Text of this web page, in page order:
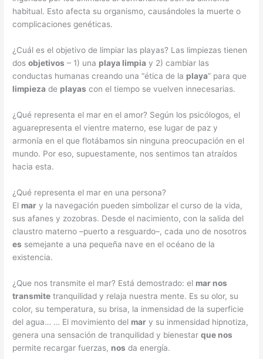
habitual. Esto afecta su organismo, causándoles la muerte o
complicaciones genéticas.
¿Cuál es el objetivo de limpiar las playas? Las limpiezas tienen
dosobjetivos – 1) una playa limpia y 2) cambiar las
conductas humanas creando una “ética de la playa” para que
limpieza de playas con el tiempo se vuelven innecesarias.
¿Qué representa el mar en el amor? Según los psicólogos, el
aguarepresenta el vientre materno, ese lugar de paz y
armonía en el que flotábamos sin ninguna preocupación en el
mundo. Por eso, supuestamente, nos sentimos tan atraídos
hacia esta.
¿Qué representa el mar en una persona?
El mar y la navegación pueden simbolizar el curso de la vida,
sus afanes y zozobras. Desde el nacimiento, con la salida del
claustro materno –puerto a resguardo–, cada uno de nosotros
es semejante a una pequeña nave en el océano de la
existencia.
¿Que nos transmite el mar? Está demostrado: el mar nos
transmite tranquilidad y relaja nuestra mente. Es su olor, su
color, su temperatura, su brisa, la inmensidad de la superficie
del agua… … El movimiento del mar y su inmensidad hipnotiza,
genera una sensación de tranquilidad y bienestarque nos
permite recargar fuerzas, nos da energía.